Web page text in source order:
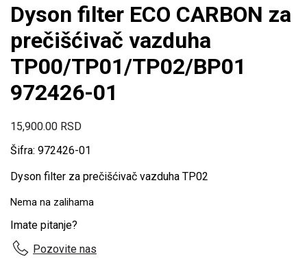
Dyson filter ECO CARBON za
prečišćivač vazduha
TP00/TP01/TP02/BP01
972426-01
15,900.00 RSD
Šifra: 972426-01
Dyson filter za prečišćivač vazduha TP02
Nema na zalihama
Imate pitanje?
Pozovite nas